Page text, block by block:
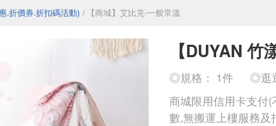
.折價券.折扣碼活動) / 【商城】艾比克-一般常溫
【DUYAN
◎規格： 1件 ◎逛
商城限用信用卡支付
數,無搬運上樓服務及